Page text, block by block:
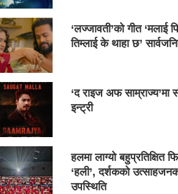
‘लज्जावती’को गीत ‘मलाई
तिम्लाई के थाहा छ’
‘द राइज अफ साम्राज्य’मा
इन्ट्री
हलमा लाग्यो बहुप्रतिक्षित
‘हली’, दर्शकको
उपस्थिति